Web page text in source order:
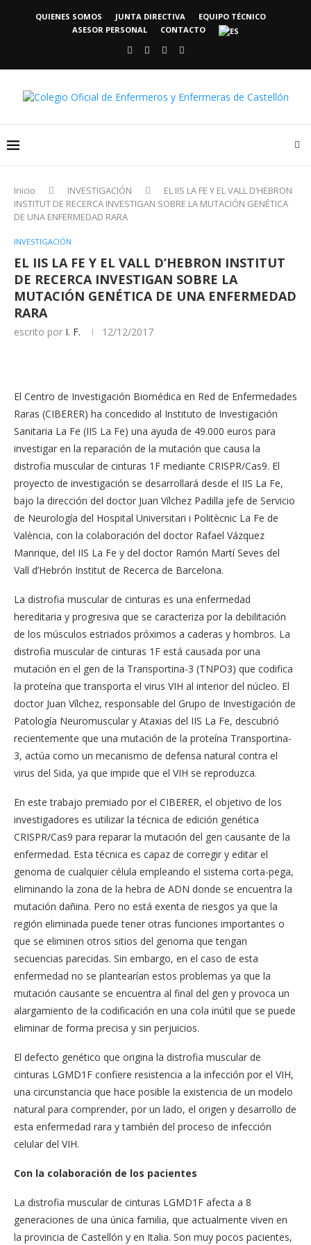
QUIENES SOMOS JUNTA DIRECTIVA
EQUIPO TÉCNICO
ASESOR PERSONAL
CONTACTO
Inicio INVESTIGACIÓN
EL IIS LA FE Y EL VALL D’HEBRON
INSTITUT DE RECERCA INVESTIGAN SOBRE LA MUTACIÓN GENÉTICA
DE UNA ENFERMEDAD RARA
INVESTIGACIÓN
EL IIS LA FE Y EL VALL D’HEBRON INSTITUT
DE RECERCA INVESTIGAN SOBRE LA
MUTACIÓN GENÉTICA DE UNA ENFERMEDAD
RARA
escrito por I. F. 12/12/2017
El Centro de Investigación Biomédica en Red de Enfermedades
Raras (CIBERER) ha concedido al Instituto de Investigación
Sanitaria La Fe (IIS La Fe) una ayuda de 49.000 euros para
investigar en la reparación de la mutación que causa la
distrofia muscular de cinturas 1F mediante CRISPR/Cas9. El
proyecto de investigación se desarrollará desde el IIS La Fe,
bajo la dirección del doctor Juan Vílchez Padilla jefe de Servicio
de Neurología del Hospital Universitari i Politècnic La Fe de
València, con la colaboración del doctor Rafael Vázquez
Manrique, del IIS La Fe y del doctor Ramón Martí Seves del
Vall d’Hebrón Institut de Recerca de Barcelona.
La distrofia muscular de cinturas es una enfermedad
hereditaria y progresiva que se caracteriza por la debilitación
de los músculos estriados próximos a caderas y hombros. La
distrofia muscular de cinturas 1F está causada por una
mutación en el gen de la Transportina-3 (TNPO3) que codifica
la proteína que transporta el virus VIH al interior del núcleo. El
doctor Juan Vílchez, responsable del Grupo de Investigación de
Patología Neuromuscular y Ataxias del IIS La Fe, descubrió
recientemente que una mutación de la proteína Transportina-
3, actúa como un mecanismo de defensa natural contra el
virus del Sida, ya que impide que el VIH se reproduzca.
En este trabajo premiado por el CIBERER, el objetivo de los
investigadores es utilizar la técnica de edición genética
CRISPR/Cas9 para reparar la mutación del gen causante de la
enfermedad. Esta técnica es capaz de corregir y editar el
genoma de cualquier célula empleando el sistema corta-pega,
eliminando la zona de la hebra de ADN donde se encuentra la
mutación dañina. Pero no está exenta de riesgos ya que la
región eliminada puede tener otras funciones importantes o
que se eliminen otros sitios del genoma que tengan
secuencias parecidas. Sin embargo, en el caso de esta
enfermedad no se plantearían estos problemas ya que la
mutación causante se encuentra al final del gen y provoca un
alargamiento de la codificación en una cola inútil que se puede
eliminar de forma precisa y sin perjuicios.
El defecto genético que origina la distrofia muscular de
cinturas LGMD1F confiere resistencia a la infección por el VIH,
una circunstancia que hace posible la existencia de un modelo
natural para comprender, por un lado, el origen y desarrollo de
esta enfermedad rara y también del proceso de infección
celular del VIH.
Con la colaboración de los pacientes
La distrofia muscular de cinturas LGMD1F afecta a 8
generaciones de una única familia, que actualmente viven en
la provincia de Castellón y en Italia. Son muy pocos pacientes,